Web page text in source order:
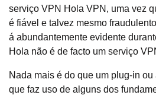
serviço VPN Hola VPN, uma vez
é fiável e talvez mesmo
á abundantemente evidente
Hola não é de facto um serviço
Nada mais é do que um plug-in
que faz uso de alguns dos